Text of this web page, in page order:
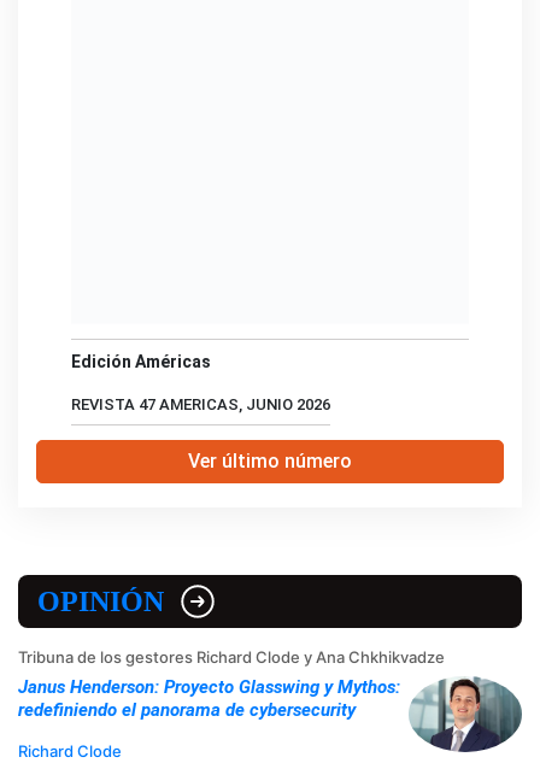
Edición Américas
REVISTA 47 AMERICAS, JUNIO 2026
Ver último número
OPINIÓN
Tribuna de los gestores Richard Clode y Ana Chkhikvadze
Janus Henderson: Proyecto Glasswing y Mythos:
redefiniendo el panorama de cybersecurity
Richard Clode